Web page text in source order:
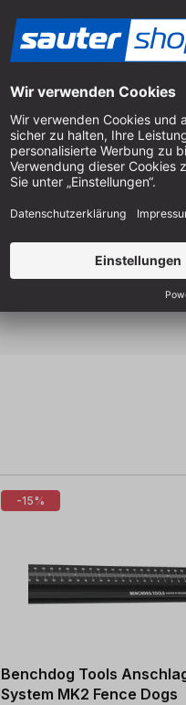
-15%
Benchdog Tools
System MK2 Fence Dogs